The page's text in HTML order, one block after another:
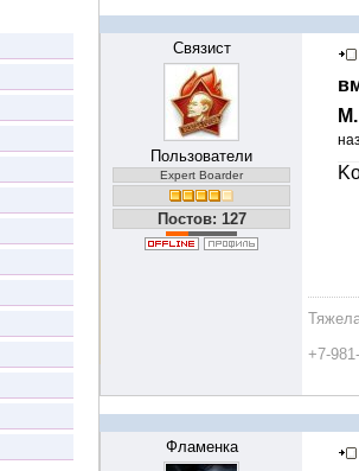
Связист
Пользователи
Expert Boarder
Постов: 127
+7-
Фламенка